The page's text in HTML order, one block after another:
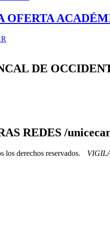
OFERTA
DE
REDES /
derechos reservados.